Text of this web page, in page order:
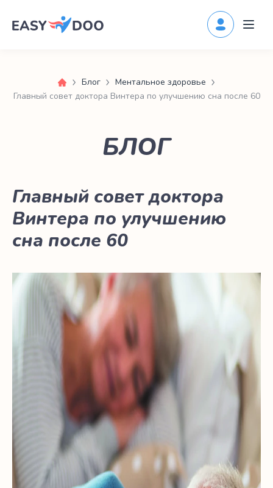
Блог
Ментальное здоровье
Главный совет доктора Винтера по улучшению сна после 60
БЛОГ
Главный совет доктора
Винтера по улучшению
сна после 60